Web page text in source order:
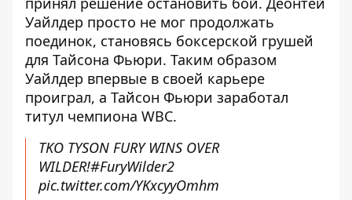
Уайлдер просто не мог продолжать
поединок, становясь боксерской грушей
для Тайсона Фьюри. Таким образом
Уайлдер впервые в своей карьере
проиграл, а Тайсон Фьюри заработал
титул чемпиона WBC.
TKO TYSON FURY WINS OVER
WILDER!#FuryWilder2
pic.twitter.com/YKxcyyOmhm